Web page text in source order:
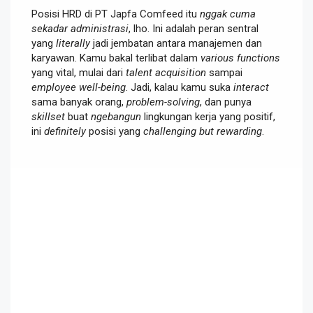
Posisi HRD di PT Japfa Comfeed itu nggak cuma
sekadar administrasi, lho. Ini adalah peran sentral
yang literallyjadi jembatan antara manajemen dan
karyawan. Kamu bakal terlibat dalam various functions
yang vital, mulai dari talent acquisition sampai
employee well-being . Jadi, kalau kamu suka interact
sama banyak orang, problem-solving, dan punya
skillset buat ngebangun lingkungan kerja yang positif,
ini definitelyposisi yang challenging but rewarding